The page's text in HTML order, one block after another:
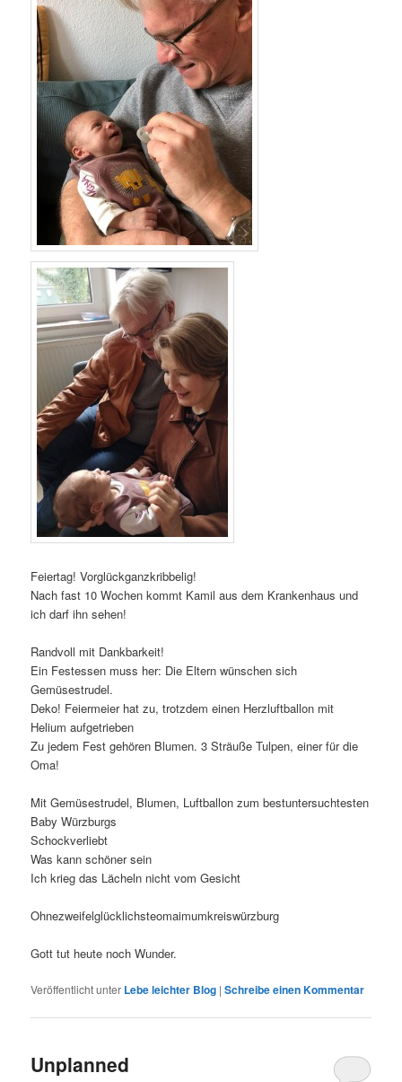
Feiertag! Vorglückganzkribbelig!
Nach fast 10 Wochen kommt Kamil aus dem Krankenhaus und
ich darf ihn sehen!
Randvoll mit Dankbarkeit!
Ein Festessen muss her: Die Eltern wünschen sich
Gemüsestrudel.
Deko! Feiermeier hat zu, trotzdem einen Herzluftballon mit
Helium aufgetrieben
Zu jedem Fest gehören Blumen. 3 Sträuße Tulpen, einer für die
Oma!
Mit Gemüsestrudel, Blumen, Luftballon zum bestuntersuchtesten
Baby Würzburgs
Schockverliebt
Was kann schöner sein
Ich krieg das Lächeln nicht vom Gesicht
Ohnezweifelglücklichsteomaimumkreiswürzburg
Gott tut heute noch Wunder.
Veröffentlicht unter Lebe leichter Blog |Schreibe einen Kommentar
Unplanned